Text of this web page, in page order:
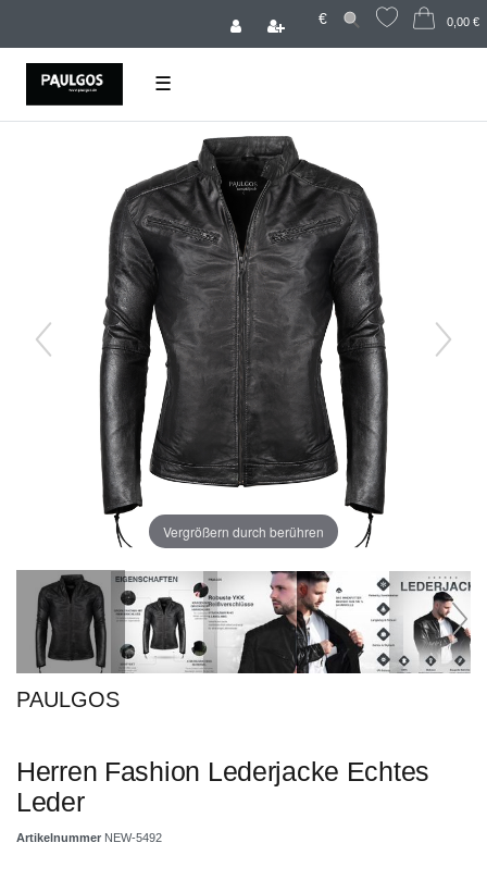
€ 0,00 €
☰
Vergrößern durch berühren
PAULGOS
Herren Fashion Lederjacke Echtes
Leder
Artikelnummer NEW-5492